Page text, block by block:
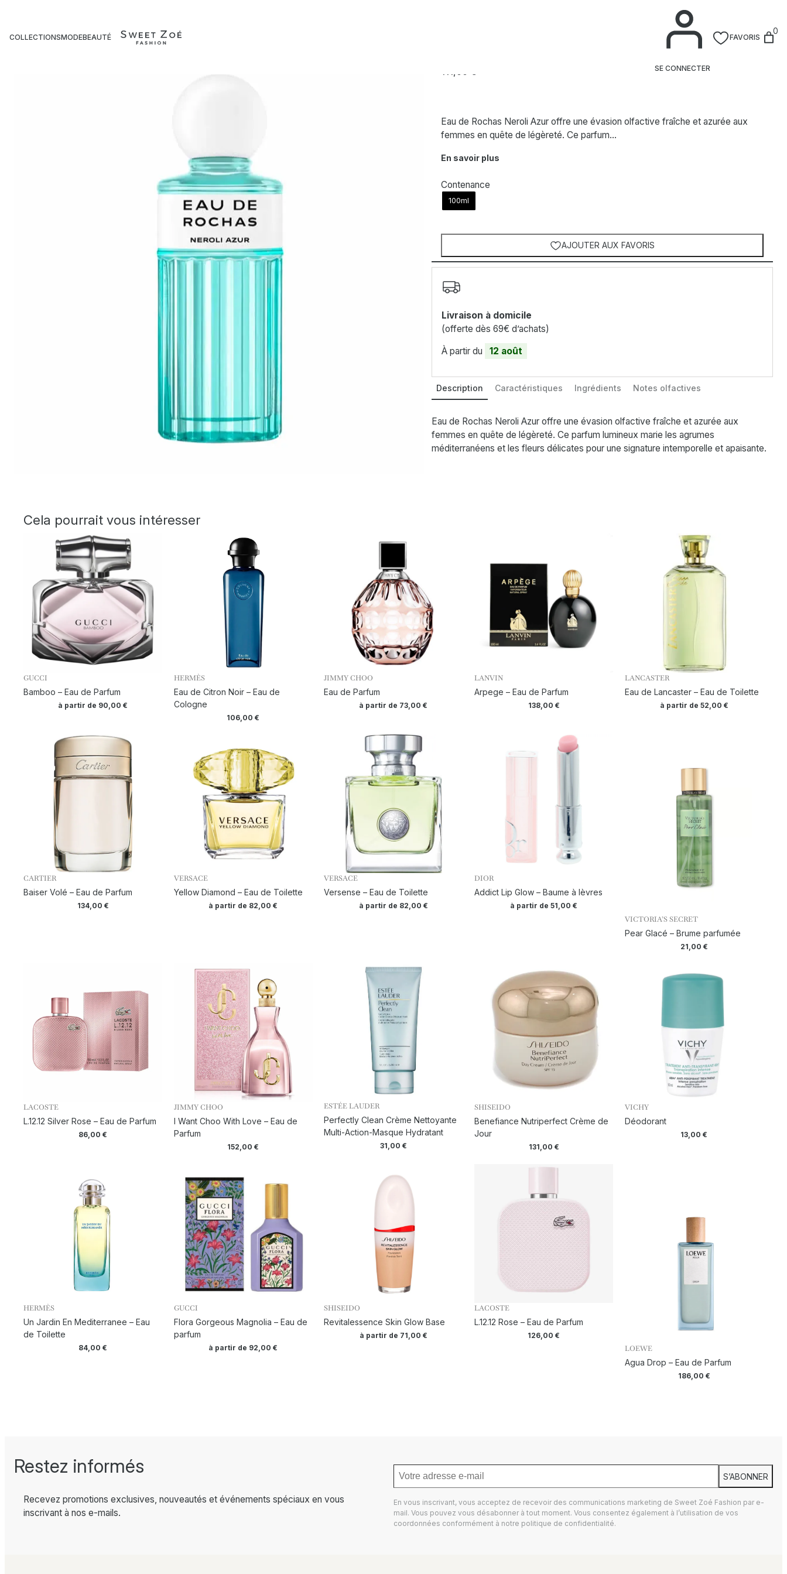
contenu
COLLECTIONSMODEBEAUTÉ
SE CONNECTER
FAVORIS
0
Eau de Rochas Neroli Azur – Eau de Toilette
111,00 €
Eau de Rochas Neroli Azur offre une évasion olfactive fraîche et azurée aux
femmes en quête de légèreté. Ce parfum…
En savoir plus
Contenance
100ml
AJOUTER AUX FAVORIS
Livraison à domicile
(offerte dès 69€ d’achats)
À partir du 12 août
Description Caractéristiques Ingrédients Notes olfactives
Eau de Rochas Neroli Azur offre une évasion olfactive fraîche et azurée aux
femmes en quête de légèreté. Ce parfum lumineux marie les agrumes
méditerranéens et les fleurs délicates pour une signature intemporelle et apaisante.
Cela pourrait vous intéresser
GUCCI
Bamboo – Eau de Parfum
à partir de 90,00€
HERMÈS
Eau de Citron Noir – Eau de
Cologne
106,00€
JIMMY CHOO
Eau de Parfum
à partir de 73,00€
LANVIN
Arpege – Eau de Parfum
138,00 €
LANCASTER
Eau de Lancaster – Eau de Toilette
à partir de 52,00 €
CARTIER
Baiser Volé – Eau de Parfum
134,00 €
VERSACE
Yellow Diamond – Eau de Toilette
à partir de 82,00€
VERSACE
Versense – Eau de Toilette
à partir de 82,00 €
DIOR
Addict Lip Glow – Baume à lèvres
à partir de51,00€
VICTORIA’S SECRET
Pear Glacé – Brume parfumée
21,00 €
LACOSTE
L.12.12 Silver Rose – Eau de Parfum
86,00€
JIMMY CHOO
I Want Choo With Love – Eau de
Parfum
152,00€
ESTÉE LAUDER
Perfectly Clean Crème Nettoyante
Multi-Action-Masque Hydratant
31,00 €
SHISEIDO
Benefiance Nutriperfect Crème de
Jour
131,00 €
VICHY
Déodorant
13,00€
HERMÈS
Un Jardin En Mediterranee – Eau
de Toilette
84,00€
GUCCI
Flora Gorgeous Magnolia – Eau de
parfum
à partir de 92,00€
SHISEIDO
Revitalessence Skin Glow Base
à partir de 71,00 €
LACOSTE
L.12.12 Rose – Eau de Parfum
126,00€
LOEWE
Agua Drop – Eau de Parfum
186,00 €
Restez informés
Recevez promotions exclusives, nouveautés et événements spéciaux en vous
inscrivant à nos e-mails.
S’ABONNER
En vous inscrivant, vous acceptez de recevoir des communications marketing de Sweet Zoé Fashion par e-
mail. Vous pouvez vous désabonner à tout moment. Vous consentez également à l’utilisation de vos
coordonnées conformément à notre politique de confidentialité.